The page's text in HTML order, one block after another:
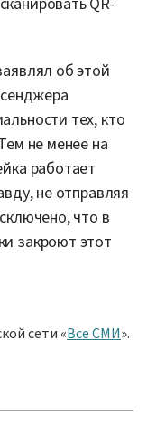
об этой
тех, кто
не менее на
работает
не отправляя
что в
закроют этот
сети «Все СМИ».